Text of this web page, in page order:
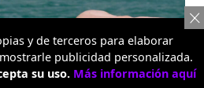
y de terceros para elaborar
publicidad personalizada.
su uso. Más información aquí